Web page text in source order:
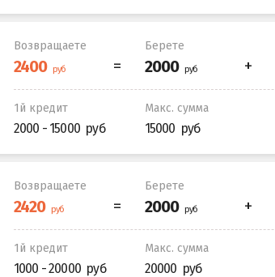
Возвращаете Берете
1й кредит
2000 - 15000
Макс. сумма
15000
Возвращаете Берете
1й кредит
1000 - 20000
Макс. сумма
20000